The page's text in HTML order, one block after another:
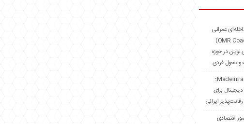
عمرائی
(OMR Coaching)
نوین در حوزه
و تحول فردی
Madeiniran.com؛
برای
ایرانی
اقتصادی